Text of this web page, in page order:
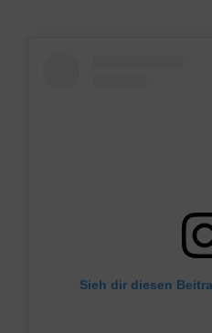
Sieh dir diesen